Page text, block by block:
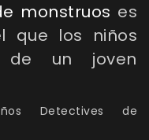
monstruos es
que los niños
de un joven
Detectives de